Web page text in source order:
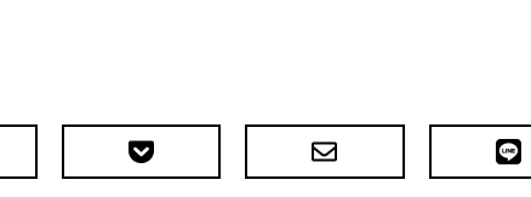
Pocket
メ
LINE